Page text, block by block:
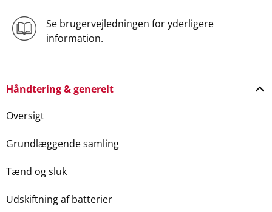
Se brugervejledningen for yderligere
information.
Håndtering & generelt
Oversigt
Grundlæggende samling
Tænd og sluk
Udskiftning af batterier